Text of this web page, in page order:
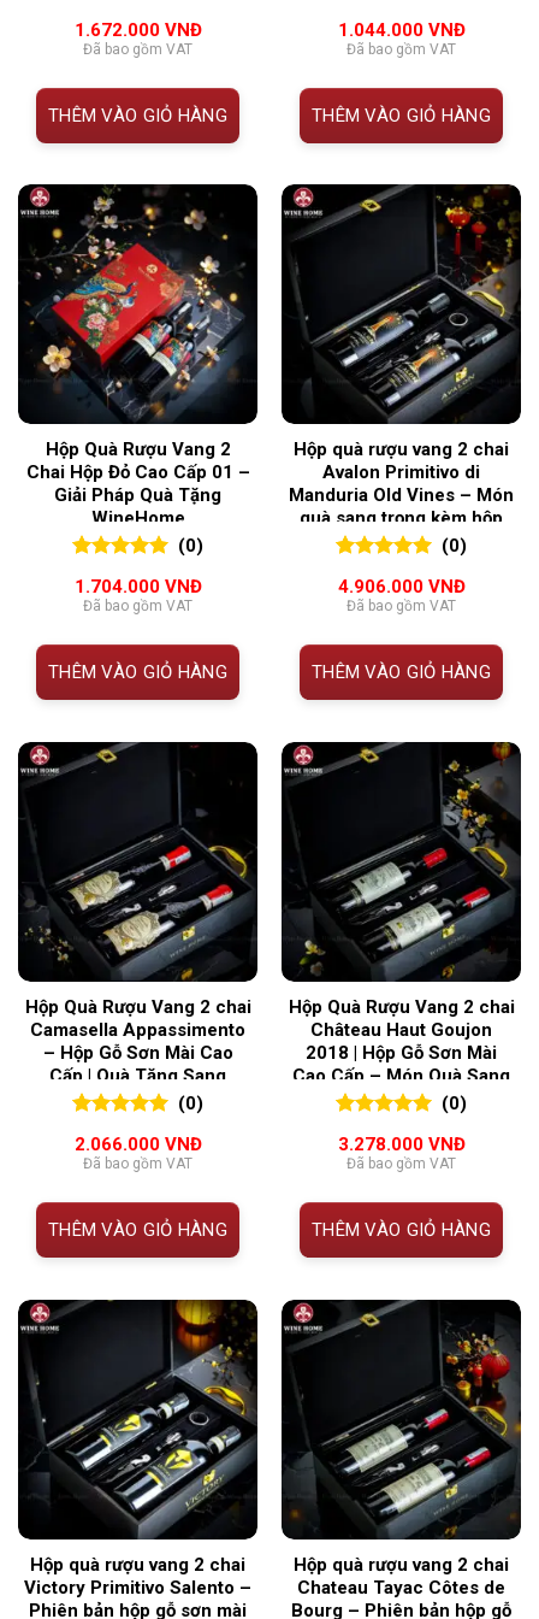
đánh giá
1.672.000 VNĐ
Đã bao gồm VAT
THÊM VÀO GIỎ HÀNG
đánh giá
1.044.000 VNĐ
Đã bao gồm VAT
THÊM VÀO GIỎ HÀNG
Hộp Quà Rượu Vang 2
Chai Hộp Đỏ Cao Cấp 01 –
Giải Pháp Quà Tặng
WineHome
đánh giá
(0)
1.704.000 VNĐ
Đã bao gồm VAT
THÊM VÀO GIỎ HÀNG
Hộp quà rượu vang 2 chai
Avalon Primitivo di
Manduria Old Vines – Món
quà sang trọng kèm hộp
gỗ sơn mài cao cấp từ
Wine Home
đánh giá
(0)
4.906.000 VNĐ
Đã bao gồm VAT
THÊM VÀO GIỎ HÀNG
Hộp Quà Rượu Vang 2 chai
Camasella Appassimento
– Hộp Gỗ Sơn Mài Cao
Cấp | Quà Tặng Sang
Trọng Từ Wine Home
đánh giá
(0)
2.066.000 VNĐ
Đã bao gồm VAT
THÊM VÀO GIỎ HÀNG
Hộp Quà Rượu Vang 2 chai
Château Haut Goujon
2018 | Hộp Gỗ Sơn Mài
Cao Cấp – Món Quà Sang
Trọng Từ Wine Home
đánh giá
(0)
3.278.000 VNĐ
Đã bao gồm VAT
THÊM VÀO GIỎ HÀNG
Hộp quà rượu vang 2 chai
Victory Primitivo Salento –
Phiên bản hộp gỗ sơn mài
Hộp quà rượu vang 2 chai
Chateau Tayac Côtes de
Bourg – Phiên bản hộp gỗ